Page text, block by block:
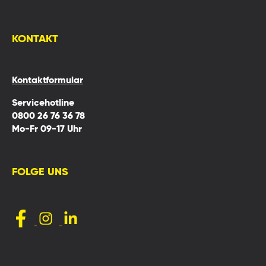
KONTAKT
Kontaktformular
Servicehotline
0800 26 76 36 78
Mo-Fr 09-17 Uhr
FOLGE UNS